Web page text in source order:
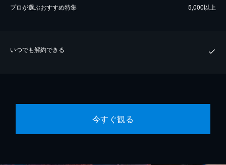
プロが選ぶおすすめ特集 5,000以上
いつでも解約できる
今すぐ観る